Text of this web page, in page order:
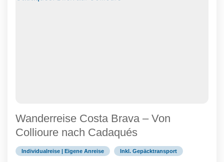
Wanderreise Costa Brava – Von
Collioure nach Cadaqués
Individualreise | Eigene Anreise Inkl. Gepäcktransport